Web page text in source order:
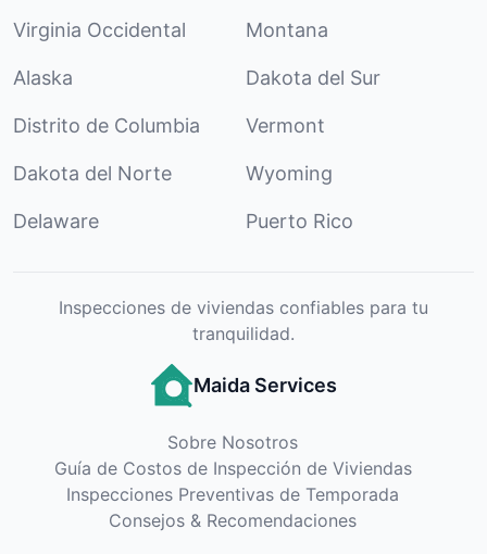
Virginia Occidental Montana
Alaska Dakota del Sur
Distrito de Columbia Vermont
Dakota del Norte Wyoming
Delaware Puerto Rico
Inspecciones de viviendas confiables para tu
tranquilidad.
Maida Services
Sobre Nosotros
Guía de Costos de Inspección de Viviendas
Inspecciones Preventivas de Temporada
Consejos & Recomendaciones